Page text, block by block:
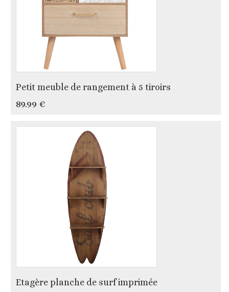
Petit meuble de rangement à 5 tiroirs
89.99 €
Etagère planche de surf imprimée